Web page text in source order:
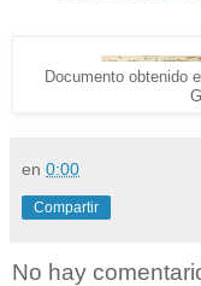
Documento obtenido
en 0:00
Compartir
No hay